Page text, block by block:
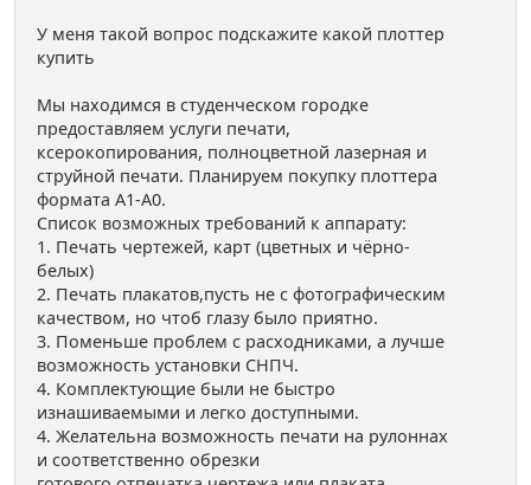
У меня такой вопрос подскажите какой плоттер
купить
Мы находимся в студенческом городке
предоставляем услуги печати,
ксерокопирования, полноцветной лазерная и
струйной печати. Планируем покупку плоттера
формата А1-А0.
Список возможных требований к аппарату:
1. Печать чертежей, карт (цветных и чёрно-
белых)
2. Печать плакатов,пусть не с фотографическим
качеством, но чтоб глазу было приятно.
3. Поменьше проблем с расходниками, а лучше
возможность установки СНПЧ.
4. Комплектующие были не быстро
изнашиваемыми и легко доступными.
4. Желательна возможность печати на рулоннах
и соответственно обрезки